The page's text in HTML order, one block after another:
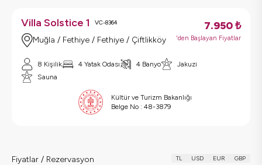
Villa Solstice 1 VC-8364
Muğla / Fethiye / Fethiye / Çiftlikköy
7.950₺
'den Başlayan Fiyatlar
8 Kişilik 4 Yatak Odası 4 Banyo
Jakuzi
Sauna
Kültür ve Turizm Bakanlığı
Belge No : 48-3879
Fiyatlar / Rezervasyon TL USD EUR GBP